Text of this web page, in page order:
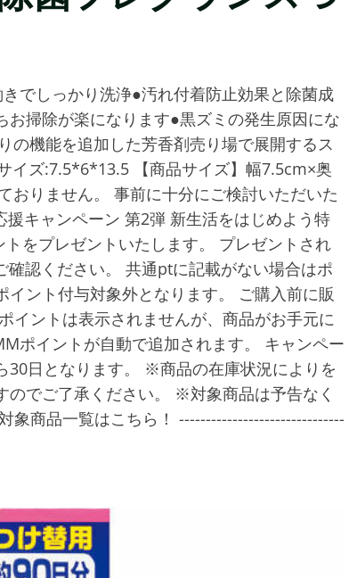
でしっかり洗浄●汚れ付着防止効果と除菌成
掃除が楽になります●黒ズミの発生原因にな
の機能を追加した芳香剤売り場で展開するス
イズ:7.5*6*13.5 【商品サイズ】幅7.5cm×奥
りません。 事前に十分にご検討いただいた
キャンペーン 第2弾 新生活をはじめよう特
をプレゼントいたします。 プレゼントされ
認ください。 共通ptに記載がない場合はポ
ント付与対象外となります。 ご購入前に販
イントは表示されませんが、商品がお手元に
ポイントが自動で追加されます。 キャンペー
30日となります。 ※商品の在庫状況によりを
でご了承ください。 ※対象商品は予告なく
象商品一覧はこちら！ -------------------------------